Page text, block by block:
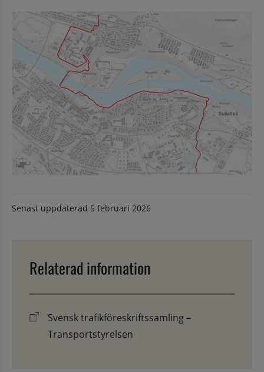
Senast uppdaterad 5 februari 2026
Relaterad information
Svensk trafikföreskriftssamling –
Transportstyrelsen